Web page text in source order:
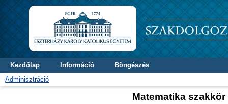
Kezdőlap Információ
Böngészés
Adminisztráció
Matematika